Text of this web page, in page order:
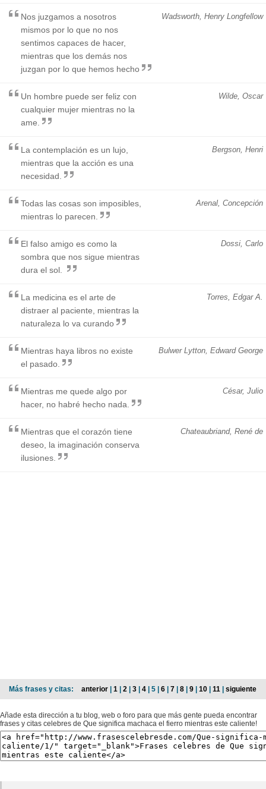
Wadsworth, Henry Longfellow
Nos juzgamos a nosotros
mismos por lo que no nos
sentimos capaces de hacer,
mientras que los demás nos
juzgan por lo que hemos hecho
Wilde, Oscar
Un hombre puede ser feliz con
cualquier mujer mientras no la
ame.
Bergson, Henri
La contemplación es un lujo,
mientras que la acción es una
necesidad.
Arenal, Concepción
Todas las cosas son imposibles,
mientras lo parecen.
Dossi, Carlo
El falso amigo es como la
sombra que nos sigue mientras
dura el sol.
Torres, Edgar A.
La medicina es el arte de
distraer al paciente, mientras la
naturaleza lo va curando
Bulwer Lytton, Edward George
Mientras haya libros no existe
el pasado.
César, Julio
Mientras me quede algo por
hacer, no habré hecho nada.
Chateaubriand, René de
Mientras que el corazón tiene
deseo, la imaginación conserva
ilusiones.
Más frases y citas: anterior | 1 | 2 | 3 | 4 | 5 | 6 | 7 | 8 | 9 | 10 | 11 | siguiente
Añade esta dirección a tu blog, web o foro para que más gente pueda encontrar
frases y citas celebres de Que significa machaca el fierro mientras este caliente!